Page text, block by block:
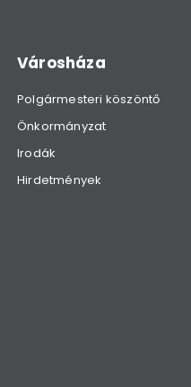
Városháza
Polgármesteri köszöntő
Önkormányzat
Irodák
Hirdetmények